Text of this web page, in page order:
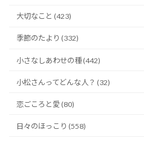
大切なこと (423)
季節のたより (332)
小さなしあわせの種 (442)
小松さんってどんな人？ (32)
恋ごころと愛 (80)
日々のほっこり (558)